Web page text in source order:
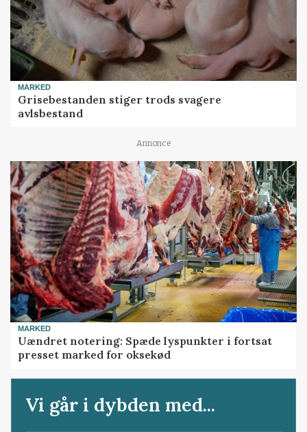
MARKED
Grisebestanden stiger trods svagere
avlsbestand
Annonce
MARKED
Uændret notering: Spæde lyspunkter i fortsat
presset marked for oksekød
Vi går i dybden med...